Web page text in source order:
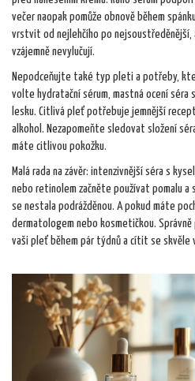
večer naopak pomůže obnově během
vrstvit od nejlehčího po nejsoustředěnější,
vzájemně nevylučují.
Nepodceňujte také typ pleti a potřeby,
volte hydratační sérum, mastná ocení
lesku. Citlivá pleť potřebuje jemnější
alkohol. Nezapomeňte sledovat složení
máte citlivou pokožku.
Malá rada na závěr: intenzivnější séra s
nebo retinolem začněte používat pomalu
se nestala podrážděnou. A pokud máte
dermatologem nebo kosmetičkou.
vaši pleť během pár týdnů a cítit se skvěle